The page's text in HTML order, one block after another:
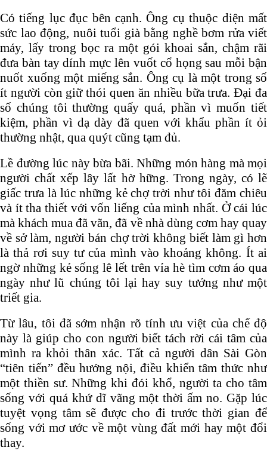
Có tiếng lục đục bên cạnh. Ông cụ thuộc diện mất
sức lao động, nuôi tuổi già bằng nghề bơm rửa viết
máy, lấy trong bọc ra một gói khoai sắn, chậm rãi
đưa bàn tay dính mực lên vuốt cổ họng sau mỗi bận
nuốt xuống một miếng sắn. Ông cụ là một trong số
ít người còn giữ thói quen ăn nhiều bữa trưa. Đại đa
số chúng tôi thường quấy quá, phần vì muốn tiết
kiệm, phần vì dạ dày đã quen với khẩu phần ít ỏi
thường nhật, qua quýt cũng tạm đủ.
Lề đường lúc này bừa bãi. Những món hàng mà mọi
người chất xếp lây lất hờ hững. Trong ngày, có lẽ
giấc trưa là lúc những kẻ chợ trời như tôi đăm chiêu
và ít tha thiết với vốn liếng của mình nhất. Ở cái lúc
mà khách mua đã vãn, đã về nhà dùng cơm hay quay
về sở làm, người bán chợ trời không biết làm gì hơn
là thả rơi suy tư của mình vào khoảng không. Ít ai
ngờ những kẻ sống lê lết trên vỉa hè tìm cơm áo qua
ngày như lũ chúng tôi lại hay suy tưởng như một
triết gia.
Từ lâu, tôi đã sớm nhận rõ tính ưu việt của chế độ
này là giúp cho con người biết tách rời cái tâm của
mình ra khỏi thân xác. Tất cả người dân Sài Gòn
“tiên tiến” đều hướng nội, điều khiển tâm thức như
một thiền sư. Những khi đói khổ, người ta cho tâm
sống với quá khứ dĩ vãng một thời ấm no. Gặp lúc
tuyệt vọng tâm sẽ được cho đi trước thời gian để
sống với mơ ước về một vùng đất mới hay một đổi
thay.